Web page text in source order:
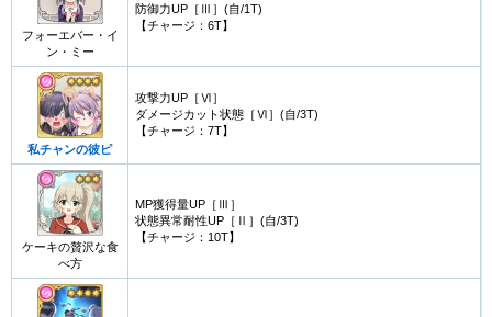
フォーエバー・イ
ン・ミー
防御力UP［Ⅲ］(自/1T)
【チャージ：6T】
私チャンの彼ピ
攻撃力UP［Ⅵ］
ダメージカット状態［Ⅵ］(自/3T)
【チャージ：7T】
ケーキの贅沢な食
べ方
MP獲得量UP［Ⅲ］
状態異常耐性UP［Ⅱ］(自/3T)
【チャージ：10T】